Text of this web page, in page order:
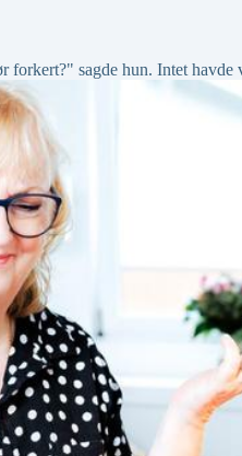
sagde hun. Intet